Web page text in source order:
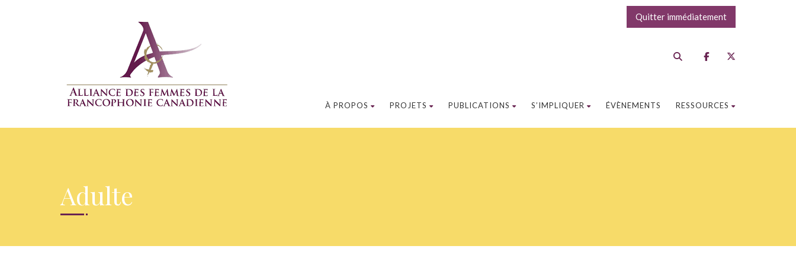
Quitter immédiatement
À PROPOS PROJETS PUBLICATIONS S’IMPLIQUER ÉVÈNEMENTS RESSOURCES
Adulte